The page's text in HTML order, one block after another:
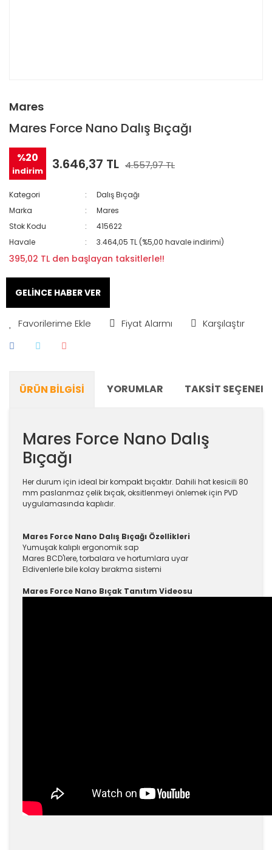
Mares
Mares Force Nano Dalış Bıçağı
%20
indirim 3.646,37 TL 4.557,97 TL
Kategori
Dalış Bıçağı
Marka
Mares
Stok Kodu
415622
Havale
3.464,05 TL (%5,00 havale indirimi)
395,02 TL den başlayan taksitlerle!!
GELİNCE HABER VER
Fiyat Alarmı Karşılaştır
ÜRÜN BILGISI YORUMLAR TAKSIT
Mares Force Nano Dalış
Bıçağı
Her durum için ideal bir kompakt bıçaktır. Dahili hat kesicili 80
mm paslanmaz çelik bıçak, oksitlenmeyi önlemek için PVD
uygulamasında kaplıdır.
Mares Force Nano Dalış Bıçağı Özellikleri
Yumuşak kalıplı ergonomik sap
Mares BCD'lere, torbalara ve hortumlara uyar
Eldivenlerle bile kolay bırakma sistemi
Mares Force Nano Bıçak Tanıtım Videosu